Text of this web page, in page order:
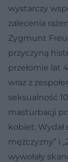
wystarczy
zalecenia
Zygmunt
przyczyną
przełomie lat
wraz z
seksualność
masturbacji
kobiet. Wydał
mężczyzny” i
wywołały